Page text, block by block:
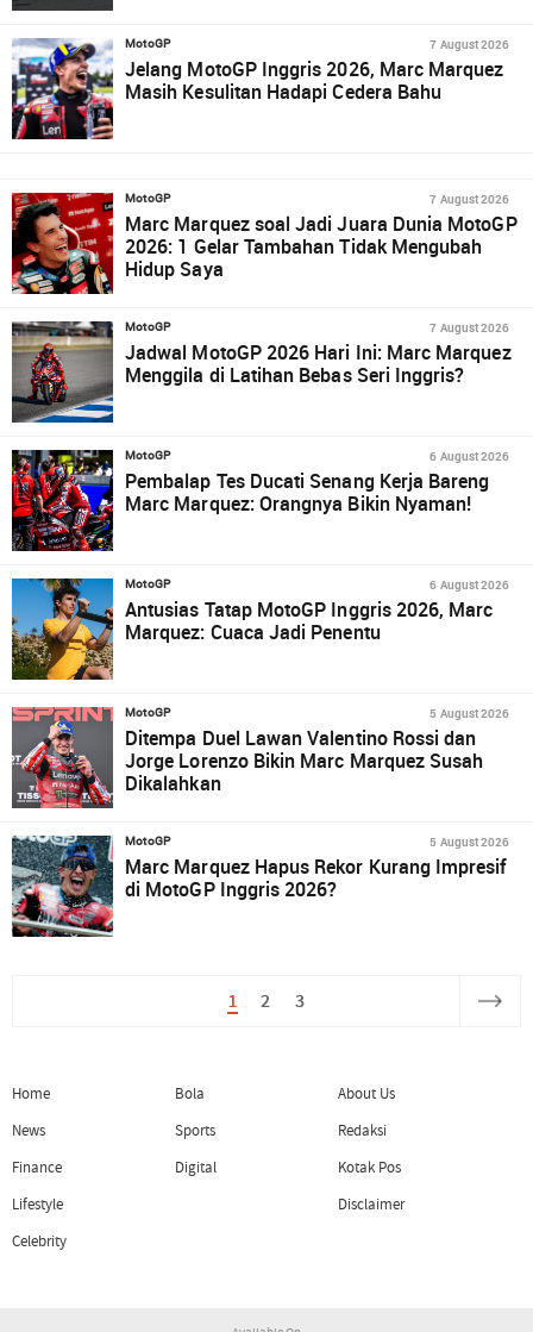
MotoGP 7 August 2026
Jelang MotoGP Inggris 2026, Marc Marquez
Masih Kesulitan Hadapi Cedera Bahu
MotoGP 7 August 2026
Marc Marquez soal Jadi Juara Dunia MotoGP
2026: 1 Gelar Tambahan Tidak Mengubah
Hidup Saya
MotoGP 7 August 2026
Jadwal MotoGP 2026 Hari Ini: Marc Marquez
Menggila di Latihan Bebas Seri Inggris?
MotoGP 6 August 2026
Pembalap Tes Ducati Senang Kerja Bareng
Marc Marquez: Orangnya Bikin Nyaman!
MotoGP 6 August 2026
Antusias Tatap MotoGP Inggris 2026, Marc
Marquez: Cuaca Jadi Penentu
MotoGP 5 August 2026
Ditempa Duel Lawan Valentino Rossi dan
Jorge Lorenzo Bikin Marc Marquez Susah
Dikalahkan
MotoGP 5 August 2026
Marc Marquez Hapus Rekor Kurang Impresif
di MotoGP Inggris 2026?
1 2 3
Home
News
Finance
Lifestyle
Celebrity
Bola
Sports
Digital
About Us
Redaksi
Kotak Pos
Disclaimer